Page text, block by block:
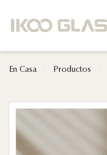
En Casa Productos